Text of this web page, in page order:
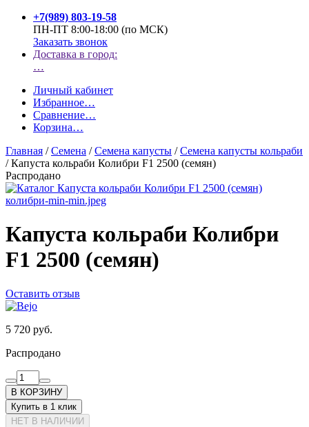
+7(989) 803-19-58
ПН-ПТ 8:00-18:00 (по МСК)
Заказать звонок
Доставка в город:
…
Личный кабинет
Избранное…
Сравнение…
Корзина…
Главная /Семена /Семена капусты /Семена капусты кольраби
/Капуста кольраби Колибри F1 2500 (семян)
Распродано
Капуста кольраби Колибри
F1 2500 (семян)
Оставить отзыв
5 720 руб.
Распродано
В КОРЗИНУ
Купить в 1 клик
НЕТ В НАЛИЧИИ